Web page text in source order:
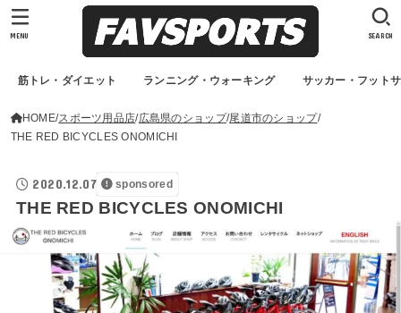
筋トレ・ダイエット ランニング・ウォーキング サッカー・フット
SEARCH
MENU
HOME スポーツ用品店 広島県のショップ 尾道市のショップ
THE RED BICYCLES ONOMICHI
2020.12.07 sponsored
THE RED BICYCLES ONOMICHI